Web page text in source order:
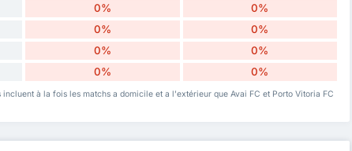
0% 0%
0% 0%
0% 0%
0% 0%
incluent à la fois les matchs a domicile et a l'extérieur que Avai FC et Porto Vitoria FC